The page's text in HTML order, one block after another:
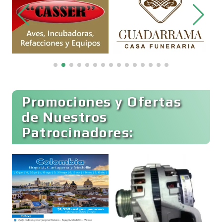
Bordados y Estampados
Cafeterías
Cajas de Ahorro
Cámaras de Comercio
Promociones y Ofertas
de Nuestros
Patrocinadores: